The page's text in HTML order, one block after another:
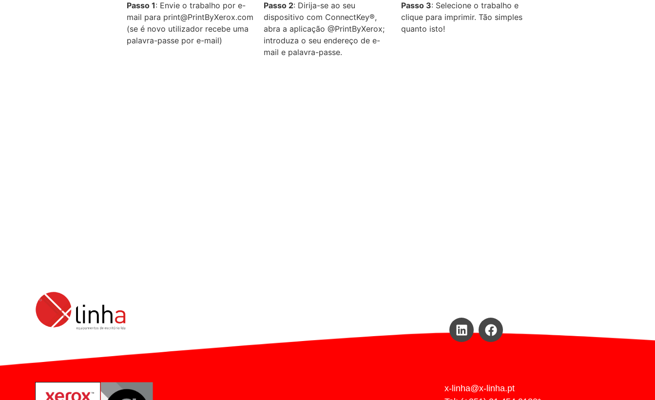
Passo 1: Envie o trabalho por e-
mail para print@PrintByXerox.com
(se é novo utilizador recebe uma
palavra-passe por e-mail)
Passo 2: Dirija-se ao seu
dispositivo com ConnectKey®,
abra a aplicação @PrintByXerox;
introduza o seu endereço de e-
mail e palavra-passe.
Passo 3: Selecione o trabalho e
clique para imprimir. Tão simples
quanto isto!
x-linha@x-linha.pt